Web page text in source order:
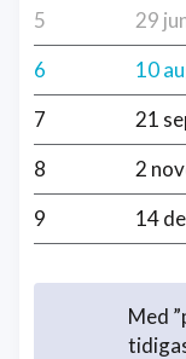
5
29
6
10
7
21
8
2
9
14
Med